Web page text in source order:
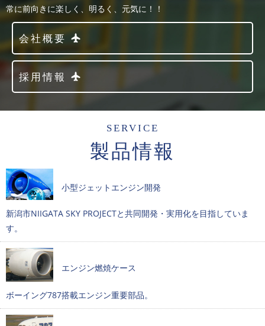
常に前向きに楽しく、明るく、元気に！！
会社概要
採用情報
SERVICE
製品情報
小型ジェットエンジン開発
新潟市NIIGATA SKY PROJECTと共同開発・実用化を目指していま
す。
エンジン燃焼ケース
ボーイング787搭載エンジン重要部品。